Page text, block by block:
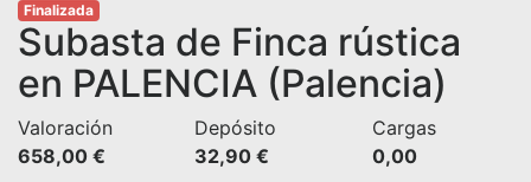
Finalizada
Subasta de Finca rústica
en PALENCIA (Palencia)
Valoración
658,00 €
Depósito
32,90 €
Cargas
0,00 